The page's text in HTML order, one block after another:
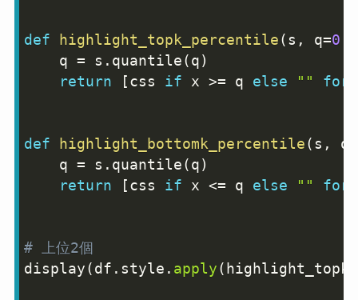
def highlight_topk_percentile(s , q=0.9
    q
= s . quantile(q)
return
[css if x >= q else "" for
def highlight_bottomk_percentile(s , q
    q
= s . quantile(q)
return
[css if x <= q else "" for
# 上位2個
display(df . style . apply( highlight_topk